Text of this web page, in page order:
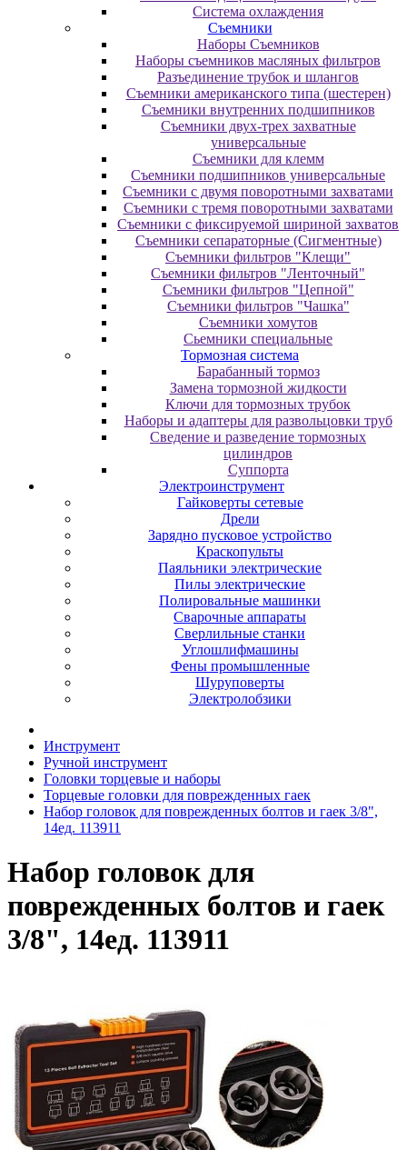
Система охлаждения
Съемники
Наборы Съемников
Наборы съемников масляных фильтров
Разъединение трубок и шлангов
Съемники американского типа (шестерен)
Съемники внутренних подшипников
Съемники двух-трех захватные
универсальные
Съемники для клемм
Съемники подшипников универсальные
Съемники с двумя поворотными захватами
Съемники с тремя поворотными захватами
Съемники с фиксируемой шириной захватов
Съемники сепараторные (Сигментные)
Съемники фильтров "Клещи"
Съемники фильтров "Ленточный"
Съемники фильтров "Цепной"
Съемники фильтров "Чашка"
Съемники хомутов
Сьемники специальные
Тормозная система
Барабанный тормоз
Замена тормозной жидкости
Ключи для тормозных трубок
Наборы и адаптеры для развольцовки труб
Сведение и разведение тормозных
цилиндров
Суппорта
Электроинструмент
Гайковерты сетевые
Дрели
Зарядно пусковое устройство
Краскопульты
Паяльники электрические
Пилы электрические
Полировальные машинки
Сварочные аппараты
Сверлильные станки
Углошлифмашины
Фены промышленные
Шуруповерты
Электролобзики
Инструмент
Pучнoй инcтpумeнт
Гoлoвки тopцeвыe и нaбopы
Topцeвыe гoлoвки для пoвpeждeнныx гaeк
Набор головок для поврежденных болтов и гаек 3/8",
14ед. 113911
Набор головок для
поврежденных болтов и гаек
3/8", 14ед. 113911